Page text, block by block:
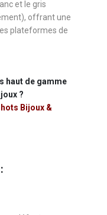
et le gris
offrant une
plateformes de
haut de gamme
?
Bijoux &